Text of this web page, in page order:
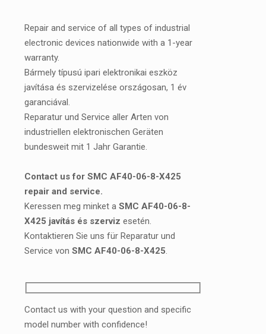
Repair and service of all types of industrial
electronic devices nationwide with a 1-year
warranty.
Bármely típusú ipari elektronikai eszköz
javítása és szervizelése országosan, 1 év
garanciával.
Reparatur und Service aller Arten von
industriellen elektronischen Geräten
bundesweit mit 1 Jahr Garantie.
Contact us for SMC AF40-06-8-X425
repair and service.
Keressen meg minket a SMC AF40-06-8-
X425 javítás és szerviz esetén.
Kontaktieren Sie uns für Reparatur und
Service von SMC AF40-06-8-X425.
Contact us with your question and specific
model number with confidence!